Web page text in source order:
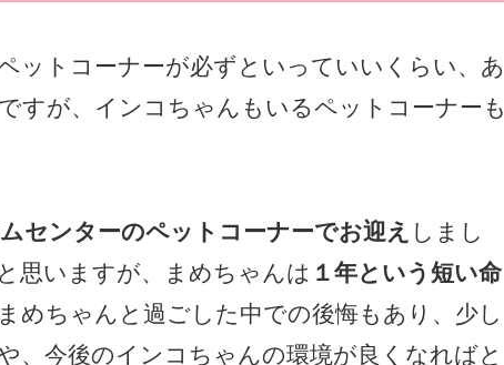
ットコーナーが必ずといっていいくらい、あ
すが、インコちゃんもいるペットコーナーも
センターのペットコーナーでお迎え しまし
思いますが、まめちゃんは １年という短い命
めちゃんと過ごした中での後悔もあり、少し
、今後のインコちゃんの環境が良くなればと